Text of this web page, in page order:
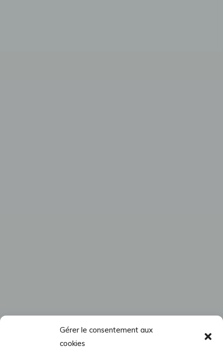
Gérer le consentement aux
cookies